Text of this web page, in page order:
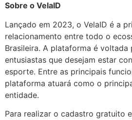
Sobre o VelaID
Lançado em 2023, o VelaID é a
relacionamento entre todo o
Brasileira. A plataforma é voltada
entusiastas que desejam estar
esporte. Entre as principais
plataforma atuará como o
entidade.
Para realizar o cadastro gratuito